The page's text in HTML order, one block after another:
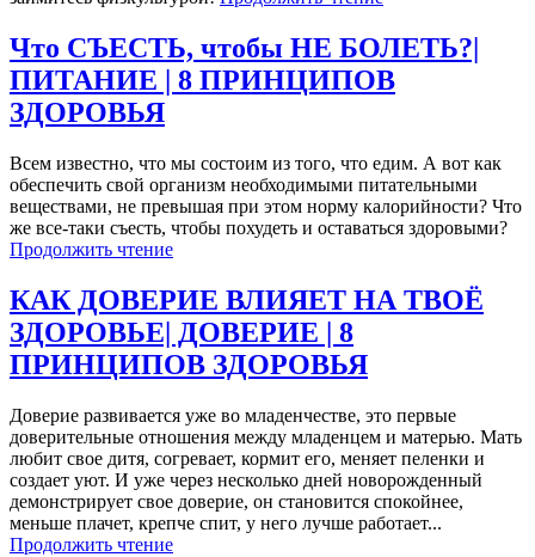
Что СЪЕСТЬ, чтобы НЕ БОЛЕТЬ?|
ПИТАНИЕ | 8 ПРИНЦИПОВ
ЗДОРОВЬЯ
Всем известно, что мы состоим из того, что едим. А вот как
обеспечить свой организм необходимыми питательными
веществами, не превышая при этом норму калорийности? Что
же все-таки съесть, чтобы похудеть и оставаться здоровыми?
Продолжить чтение
КАК ДОВЕРИЕ ВЛИЯЕТ НА ТВОЁ
ЗДОРОВЬЕ| ДОВЕРИЕ | 8
ПРИНЦИПОВ ЗДОРОВЬЯ
Доверие развивается уже во младенчестве, это первые
доверительные отношения между младенцем и матерью. Мать
любит свое дитя, согревает, кормит его, меняет пеленки и
создает уют. И уже через несколько дней новорожденный
демонстрирует свое доверие, он становится спокойнее,
меньше плачет, крепче спит, у него лучше работает...
Продолжить чтение